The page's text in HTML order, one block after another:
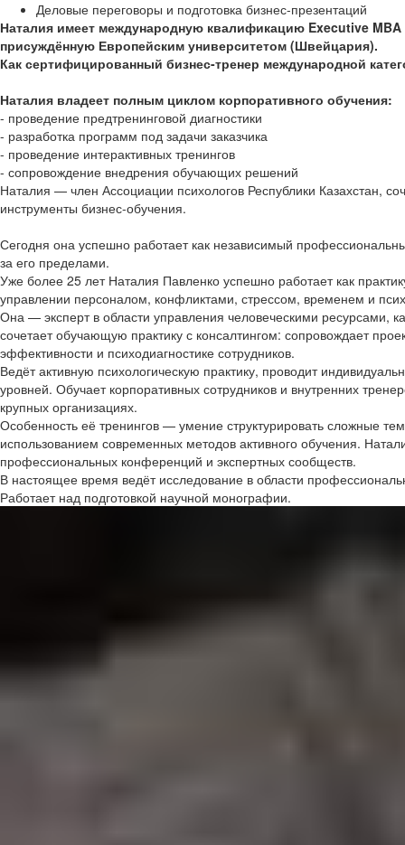
Деловые переговоры и подготовка бизнес-презентаций
Наталия имеет международную квалификацию Executive
присуждённую Европейским университетом (Швейцария).
Как сертифицированный бизнес-тренер международной
Наталия владеет полным циклом корпоративного обучения:
- проведение предтренинговой диагностики
- разработка программ под задачи заказчика
- проведение интерактивных тренингов
- сопровождение внедрения обучающих решений
Наталия — член Ассоциации психологов Республики Казахстан,
инструменты бизнес-обучения.
Сегодня она успешно работает как независимый
за его пределами.
Уже более 25 лет Наталия Павленко успешно работает как
управлении персоналом, конфликтами, стрессом, временем и
Она — эксперт в области управления человеческими ресурсами,
сочетает обучающую практику с консалтингом: сопровождает
эффективности и психодиагностике сотрудников.
Ведёт активную психологическую практику, проводит
уровней. Обучает корпоративных сотрудников и внутренних
крупных организациях.
Особенность её тренингов — умение структурировать сложные
использованием современных методов активного обучения.
профессиональных конференций и экспертных сообществ.
В настоящее время ведёт исследование в области
Работает над подготовкой научной монографии.